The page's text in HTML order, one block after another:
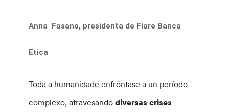
Anna Fasano, presidenta de Fiare Banca
Etica
Toda a humanidade enfróntase a un período
complexo, atravesando diversas crises